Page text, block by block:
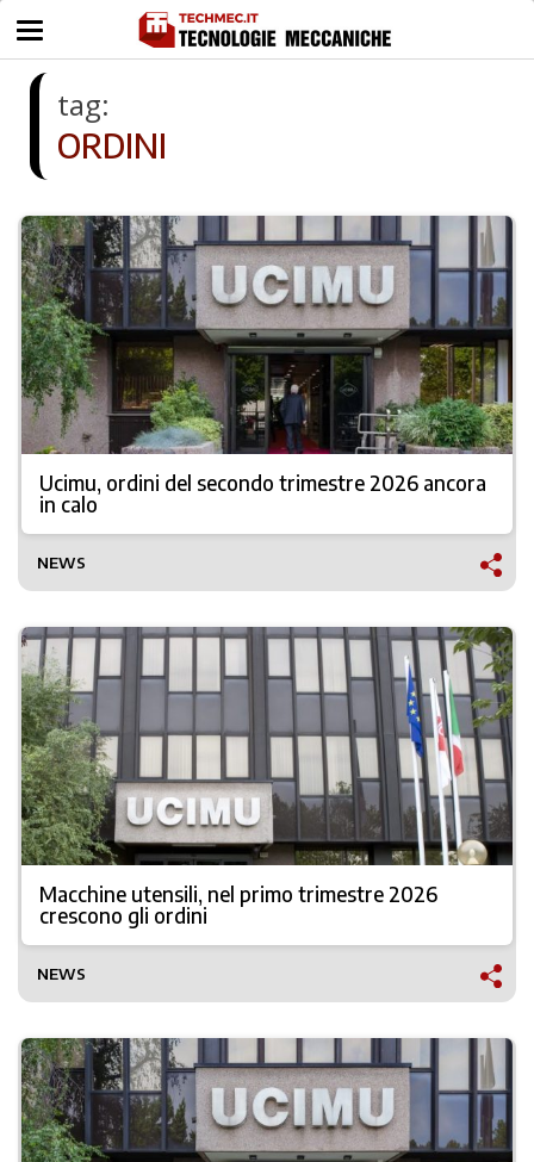
tag:
ORDINI
Ucimu, ordini del secondo trimestre 2026 ancora
in calo
NEWS
Macchine utensili, nel primo trimestre 2026
crescono gli ordini
NEWS